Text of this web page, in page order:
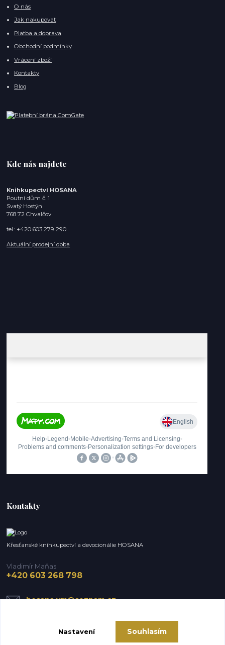
O nás
Jak nakupovat
Platba a doprava
Obchodní podmínky
Vrácení zboží
Kontakty
Blog
Kde nás najdete
Knihkupectví HOSANA
Poutní dům č. 1
Svatý Hostýn
768 72 Chvalčov
tel.: +420 603 279 290
Aktuální prodejní doba
Kontakty
Křesťanské knihkupectví a devocionálie HOSANA
Vladimír Maňas
+420 603 268 798
hosana.vm@seznam.cz
Nastavení Souhlasím